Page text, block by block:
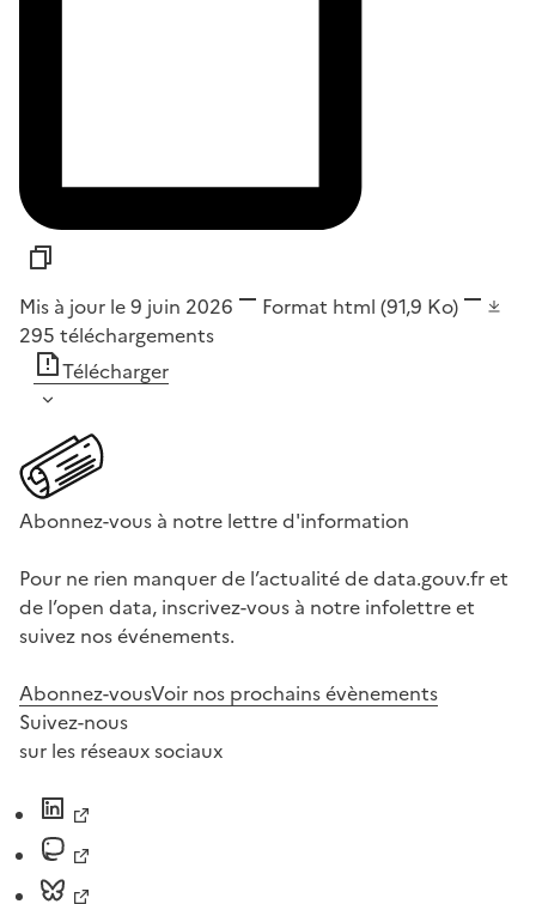
Mis à jour le 9 juin 2026 Format html (91,9 Ko)
295 téléchargements
Télécharger
Abonnez-vous à notre lettre d'information
Pour ne rien manquer de l’actualité de data.gouv.fr et
de l’open data, inscrivez-vous à notre infolettre et
suivez nos événements.
Abonnez-vousVoir nos prochains évènements
Suivez-nous
sur les réseaux sociaux